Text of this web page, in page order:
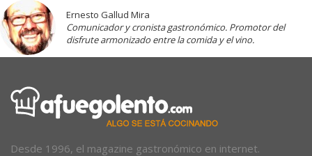
Ernesto Gallud Mira
Comunicador y cronista gastronómico. Promotor del
disfrute armonizado entre la comida y el vino.
Desde 1996, el magazine gastronómico en internet.